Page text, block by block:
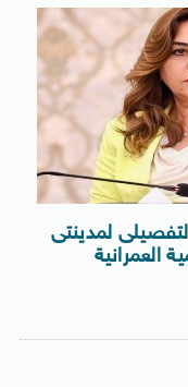
لمدينتى
العمرانية